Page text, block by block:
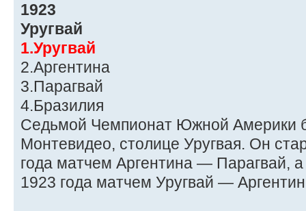
1923
Уругвай
1.Уругвай
2.Аргентина
3.Парагвай
4.Бразилия
Седьмой Чемпионат Южной Америки
Монтевидео, столице Уругвая. Он
года матчем Аргентина — Парагвай,
1923 года матчем Уругвай —